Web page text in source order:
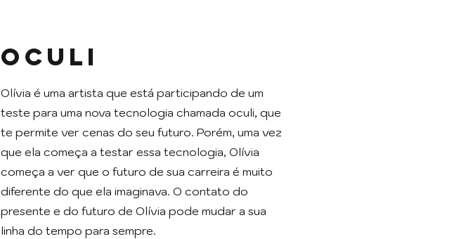
Oculi
Olívia é uma artista que está participando de um
teste para uma nova tecnologia chamada oculi, que
te permite ver cenas do seu futuro. Porém, uma vez
que ela começa a testar essa tecnologia, Olívia
começa a ver que o futuro de sua carreira é muito
diferente do que ela imaginava. O contato do
presente e do futuro de Olívia pode mudar a sua
linha do tempo para sempre.